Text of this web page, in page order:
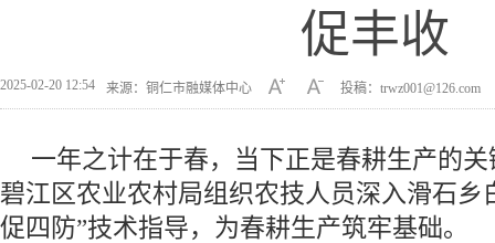
促丰收
2025-02-20 12:54 来源：铜仁市融媒体中心 投稿：trwz001@126.com
一年之计在于春，当下正是春耕生产的
碧江区农业农村局组织农技人员深入滑石乡
促四防”技术指导，为春耕生产筑牢基础。